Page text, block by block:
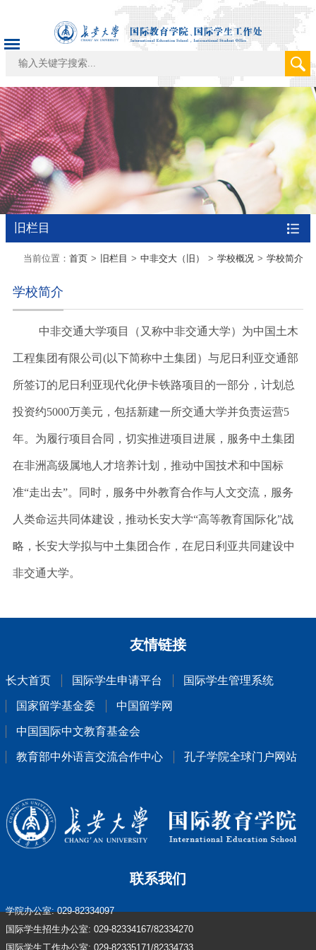
旧栏目
当前位置： 首页 > 旧栏目 > 中非交大（旧） > 学校概况 > 学校简介
学校简介
中非交通大学项目（又称中非交通大学）为中国土木
工程集团有限公司 (以下简称中土集团）与尼日利亚交通部
所签订的尼日利亚现代化伊卡铁路项目的一部分，计划总
投资约5000万美元，包括新建一所交通大学并负责运营5
年。为履行项目合同，切实推进项目进展，服务中土集团
在非洲高级属地人才培养计划，推动中国技术和中国标
准“走出去”。同时，服务中外教育合作与人文交流，服务
人类命运共同体建设，推动长安大学“高等教育国际化”战
略，长安大学拟与中土集团合作，在尼日利亚共同建设中
非交通大学。
友情链接
长大首页 国际学生申请平台 国际学生管理系统
国家留学基金委 中国留学网
中国国际中文教育基金会
教育部中外语言交流合作中心 孔子学院全球门户网站
联系我们
学院办公室: 029-82334097
国际学生招生办公室: 029-82334167/82334270
国际学生工作办公室: 029-82335171/82334733